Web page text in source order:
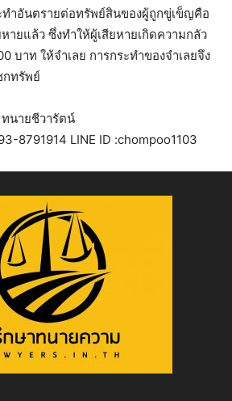
ทำอันตรายต่อทรัพย์สินของผู้ถูกขู่เข็ญคือ
ายแล้ว ซึ่งทำให้ผู้เสียหายเกิดความกลัว
บาท ให้จำเลย การกระทำของจำเลยจึง
กทรัพย์
นายชีวารัตน์
8791914 LINE ID :chompoo1103